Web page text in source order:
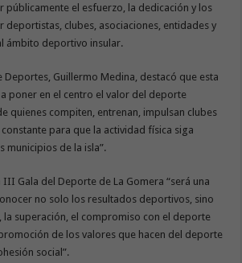
públicamente el esfuerzo, la dedicación y los
deportistas, clubes, asociaciones, entidades y
ámbito deportivo insular.
Deportes, Guillermo Medina, destacó que esta
a poner en el centro el valor del deporte
quienes compiten, entrenan, impulsan clubes
para que la actividad física siga
municipios de la isla”.
Gala del Deporte de La Gomera “será una
no solo los resultados deportivos, sino
la superación, el compromiso con el deporte
de los valores que hacen del deporte
social”.